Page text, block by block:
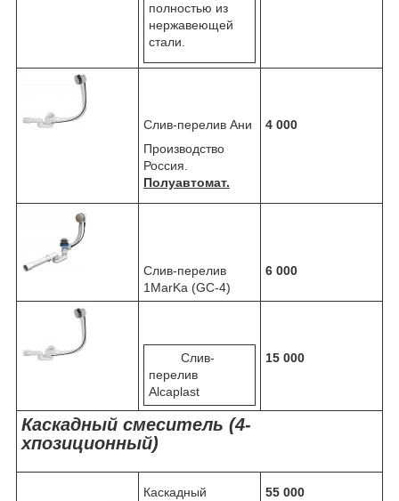
полностью из
нержавеющей
стали.
Слив-перелив Ани
Производство
Россия.
Полуавтомат.
4 000
Слив-перелив
1MarKa (GC-4)
6 000
Слив-
перелив
Alcaplast
15 000
Каскадный смеситель (4-
хпозиционный)
Каскадный
55 000